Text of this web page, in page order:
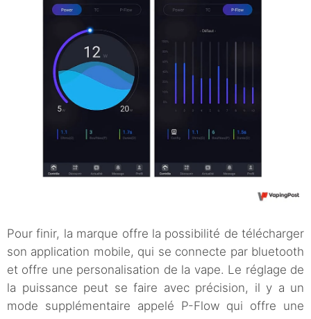
Pour finir, la marque offre la possibilité de télécharger
son application mobile, qui se connecte par bluetooth
et offre une personalisation de la vape. Le réglage de
la puissance peut se faire avec précision, il y a un
mode supplémentaire appelé P-Flow qui offre une